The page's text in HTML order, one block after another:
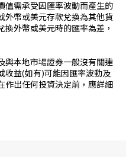
值需承受因匯率波動而產生的
外幣或美元存款兌換為其他貨
外幣或美元時的匯率為差，
與本地市場證券一般沒有關連
收益(如有)可能因匯率波動及
作出任何投資決定前，應詳細